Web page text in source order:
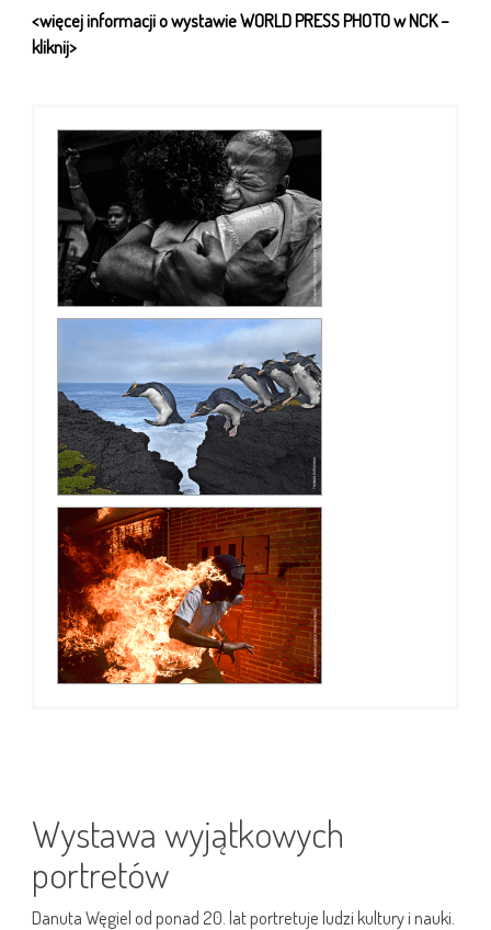
<więcej informacji o wystawie WORLD PRESS PHOTO w NCK –
kliknij>
Wystawa wyjątkowych
portretów
Danuta Węgiel od ponad 20. lat portretuje ludzi kultury i nauki.